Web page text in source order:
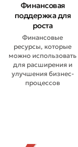
Финансовая
поддержка для
роста
Финансовые
ресурсы, которые
можно использовать
для расширения и
улучшения бизнес-
процессов